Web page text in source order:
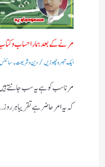
مرنے کے بعد ہمارا حساب
ایک تبصرہ چھوڑیں/دین و شریعت,سائنس
مرنا سب کو ہے یہ سب جانتے
کہ یہ امر حاضر ہے تقریبا ہر